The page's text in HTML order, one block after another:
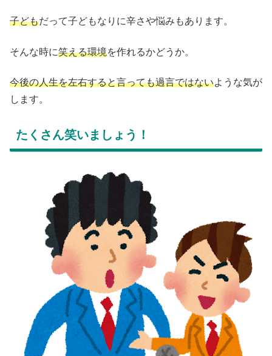
子どもだって子どもなりに辛さや悩みもあります。
そんな時に笑える環境を作れるかどうか。
今後の人生を左右すると言っても過言ではないような気が
します。
たくさん笑いましょう！